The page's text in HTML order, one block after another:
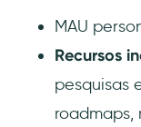
MAU
Recursos
pesquisas
roadmaps,